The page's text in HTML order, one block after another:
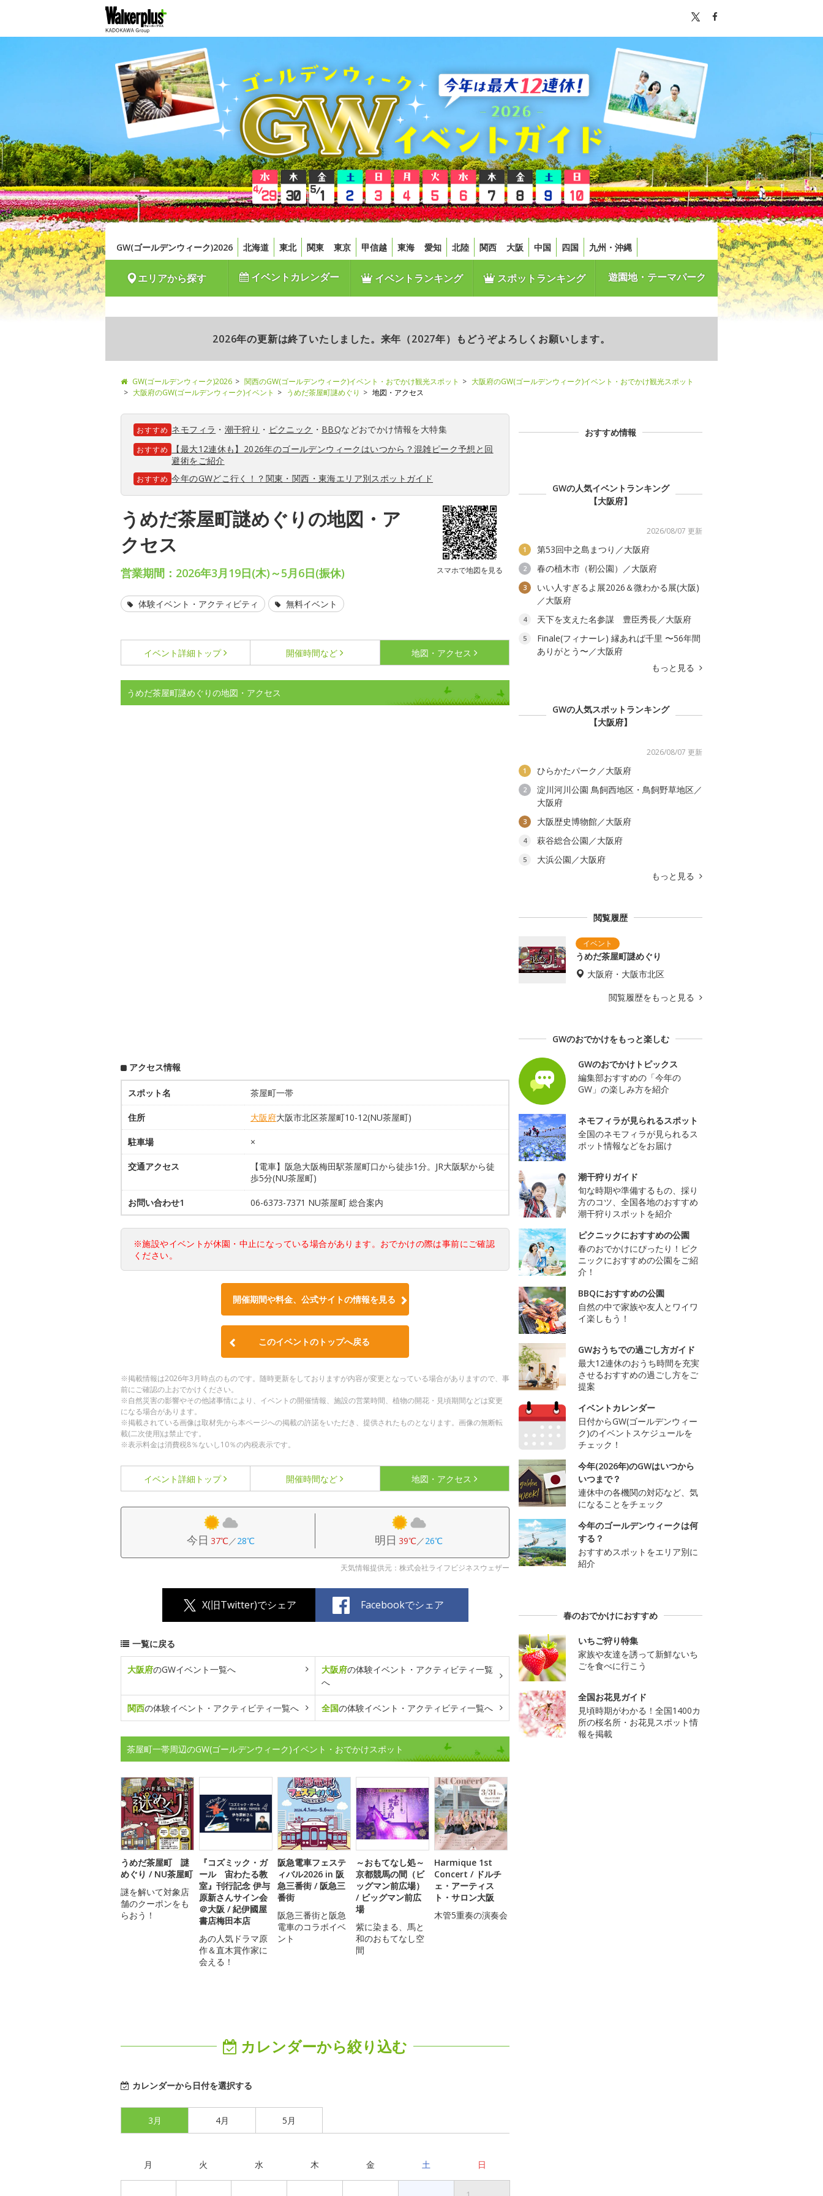
GW(ゴールデンウィーク)2026 北海道 東北 関東 東京 甲信越 東海 愛知 北陸 関西 大阪 中国 四国 九州・沖縄
エリアから探す イベントカレンダー イベントランキング スポットランキング 遊園地・テーマパーク
2026年の更新は終了いたしました。来年（2027年）もどうぞよろしくお願いします。
GW(ゴールデンウィーク)2026 関西のGW(ゴールデンウィーク)イベント・おでかけ観光スポット
大阪府のGW(ゴールデンウィーク)イベント・おでかけ観光スポット
大阪府のGW(ゴールデンウィーク)イベント
うめだ茶屋町謎めぐり 地図・アクセス
おすすめ ネモフィラ ・ 潮干狩り ・ ピクニック ・ BBQなどおでかけ情報を大特集
おすすめ
【最大12連休も】2026年のゴールデンウィークはいつから？混雑ピーク予想と回
避術をご紹介
おすすめ 今年のGWどこ行く！？関東・関西・東海エリア別スポットガイド
うめだ茶屋町謎めぐりの地図・ア
クセス
スマホで地図を見る
営業期間：2026年3月19日(木)～5月6日(振休)
体験イベント・アクティビティ 無料イベント
イベント詳細 トップ 開催時間など 地図・アクセス
うめだ茶屋町謎めぐりの地図・アクセス
アクセス情報
スポット名 茶屋町一帯
住所 大阪府大阪市北区茶屋町10-12(NU茶屋町)
駐車場 ×
交通アクセス
【電車】阪急大阪梅田駅茶屋町口から徒歩1分。JR大阪駅から徒
歩5分(NU茶屋町)
お問い合わせ1 06-6373-7371 NU茶屋町 総合案内
※施設やイベントが休園・中止になっている場合があります。おでかけの際は事前にご確認
ください。
開催期間や料金、公式サイトの情報を見る
このイベントのトップへ戻る
※掲載情報は2026年3月時点のものです。随時更新をしておりますが内容が変更となっている場合がありますので、事
前にご確認の上おでかけください。
※自然災害の影響やその他諸事情により、イベントの開催情報、施設の営業時間、植物の開花・見頃期間などは変更
になる場合があります。
※掲載されている画像は取材先から本ページへの掲載の許諾をいただき、提供されたものとなります。画像の無断転
載(二次使用)は禁止です。
※表示料金は消費税8％ないし10％の内税表示です。
イベント詳細 トップ 開催時間など 地図・アクセス
今日 37℃／28℃ 明日 39℃／26℃
天気情報提供元：株式会社ライフビジネスウェザー
X(旧Twitter)でシェア Facebookでシェア
一覧に戻る
大阪府のGWイベント一覧へ 大阪府の体験イベント・アクティビティ一覧
へ
関西の体験イベント・アクティビティ一覧へ 全国の体験イベント・アクティビティ一覧へ
茶屋町一帯周辺のGW(ゴールデンウィーク)イベント・おでかけスポット
うめだ茶屋町 謎
めぐり / NU茶屋町
謎を解いて対象店
舗のクーポンをも
らおう！
『コズミック・ガ
ール 宙わたる教
室』刊行記念 伊与
原新さんサイン会
＠大阪 / 紀伊國屋
書店梅田本店
あの人気ドラマ原
作＆直木賞作家に
会える！
阪急電車フェステ
ィバル2026 in 阪
急三番街 / 阪急三
番街
阪急三番街と阪急
電車のコラボイベ
ント
～おもてなし処～
京都競馬の間（ビ
ッグマン前広場）
/ ビッグマン前広
場
紫に染まる、馬と
和のおもてなし空
間
Harmique 1st
Concert / ドルチ
ェ・アーティス
ト・サロン大阪
木管5重奏の演奏会
カレンダーから絞り込む
カレンダーから日付を選択する
3月 4月 5月
月 火 水 木 金 土 日
おすすめ情報
GWの人気イベントランキング
【大阪府】
2026/08/07 更新
1 第53回中之島まつり／大阪府
2 春の植木市（靭公園）／大阪府
3
いい人すぎるよ展2026＆微わかる展(大阪)
／大阪府
4 天下を支えた名参謀 豊臣秀長／大阪府
5
Finale(フィナーレ) 縁あれば千里 〜56年間
ありがとう〜／大阪府
もっと見る
GWの人気スポットランキング
【大阪府】
2026/08/07 更新
1 ひらかたパーク／大阪府
2
淀川河川公園 鳥飼西地区・鳥飼野草地区／
大阪府
3 大阪歴史博物館／大阪府
4 萩谷総合公園／大阪府
5
大浜公園／大阪府
もっと見る
閲覧履歴
うめだ茶屋町謎めぐり
大阪府・大阪市北区
閲覧履歴をもっと見る
GWのおでかけをもっと楽しむ
GWのおでかけトピックス
編集部おすすめの「今年の
GW」の楽しみ方を紹介
ネモフィラが見られるスポット
全国のネモフィラが見られるス
ポット情報などをお届け
潮干狩りガイド
旬な時期や準備するもの、採り
方のコツ、全国各地のおすすめ
潮干狩りスポットを紹介
ピクニックにおすすめの公園
春のおでかけにぴったり！ピク
ニックにおすすめの公園をご紹
介！
BBQにおすすめの公園
自然の中で家族や友人とワイワ
イ楽しもう！
GWおうちでの過ごし方ガイド
最大12連休のおうち時間を充実
させるおすすめの過ごし方をご
提案
イベントカレンダー
日付からGW(ゴールデンウィー
ク)のイベントスケジュールを
チェック！
今年(2026年)のGWはいつから
いつまで？
連休中の各機関の対応など、気
になることをチェック
今年のゴールデンウィークは何
する？
おすすめスポットをエリア別に
紹介
春のおでかけにおすすめ
いちご狩り特集
家族や友達を誘って新鮮ないち
ごを食べに行こう
全国お花見ガイド
見頃時期がわかる！全国1400カ
所の桜名所・お花見スポット情
報を掲載